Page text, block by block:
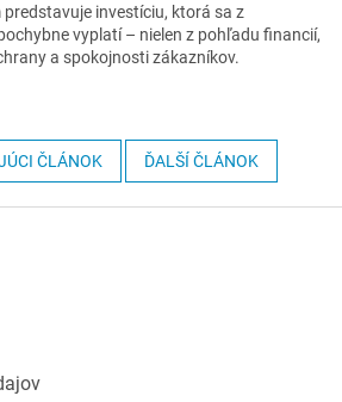
investíciu, ktorá sa z
vyplatí – nielen z pohľadu financií,
a spokojnosti zákazníkov.
ČLÁNOK ĎALŠÍ ČLÁNOK